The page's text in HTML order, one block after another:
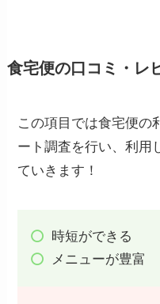
食宅便の口コミ・レ
この項目では食宅便の
ート調査を行い、利用
ていきます！
時短ができる
メニューが豊富